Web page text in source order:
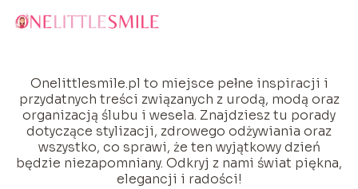
Onelittlesmile.pl to miejsce pełne inspiracji i
przydatnych treści związanych z urodą, modą oraz
organizacją ślubu i wesela. Znajdziesz tu porady
dotyczące stylizacji, zdrowego odżywiania oraz
wszystko, co sprawi, że ten wyjątkowy dzień
będzie niezapomniany. Odkryj z nami świat piękna,
elegancji i radości!